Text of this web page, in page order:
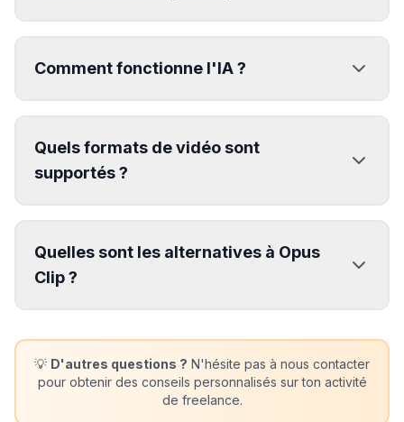
Comment fonctionne l'IA ?
Quels formats de vidéo sont
supportés ?
Quelles sont les alternatives à Opus
Clip ?
💡 D'autres questions ? N'hésite pas à nous contacter
pour obtenir des conseils personnalisés sur ton activité
de freelance.